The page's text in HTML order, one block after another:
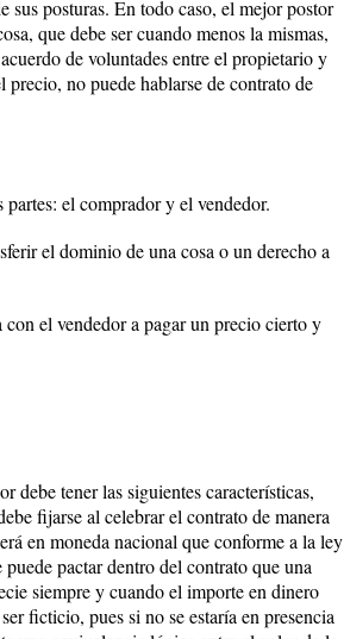
sus posturas. En todo caso, el mejor postor
que debe ser cuando menos la mismas,
de voluntades entre el propietario y
no puede hablarse de contrato de
el comprador y el vendedor.
el dominio de una cosa o un derecho a
el vendedor a pagar un precio cierto y
debe tener las siguientes características,
fijarse al celebrar el contrato de manera
en moneda nacional que conforme a la ley
pactar dentro del contrato que una
siempre y cuando el importe en dinero
ficticio, pues si no se estaría en presencia